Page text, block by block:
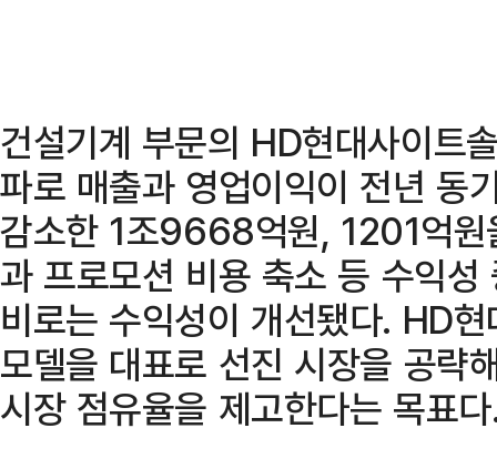
건설기계 부문의 HD현대사이트
파로 매출과 영업이익이 전년
감소한 1조9668억원, 1201억원
과 프로모션 비용 축소 등 수익
비로는 수익성이 개선됐다. HD
모델을 대표로 선진 시장을 공략
시장 점유율을 제고한다는 목표